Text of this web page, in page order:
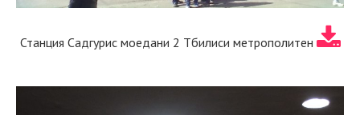
Станция Садгурис моедани 2 Тбилиси метрополитен